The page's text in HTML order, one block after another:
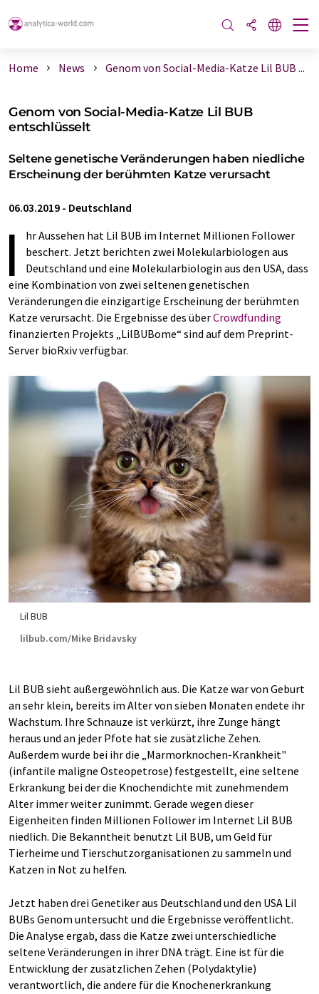
Home News Genom von Social-Media-Katze Lil BUB ...
Genom von Social-Media-Katze Lil BUB
entschlüsselt
Seltene genetische Veränderungen haben niedliche
Erscheinung der berühmten Katze verursacht
06.03.2019 - Deutschland
I
hr Aussehen hat Lil BUB im Internet Millionen Follower
beschert. Jetzt berichten zwei Molekularbiologen aus
Deutschland und eine Molekularbiologin aus den USA, dass
eine Kombination von zwei seltenen genetischen
Veränderungen die einzigartige Erscheinung der berühmten
Katze verursacht. Die Ergebnisse des überCrowdfunding
finanzierten Projekts „LilBUBome“ sind auf dem Preprint-
Server bioRxiv verfügbar.
Lil BUB
lilbub.com/Mike Bridavsky
Lil BUB sieht außergewöhnlich aus. Die Katze war von Geburt
an sehr klein, bereits im Alter von sieben Monaten endete ihr
Wachstum. Ihre Schnauze ist verkürzt, ihre Zunge hängt
heraus und an jeder Pfote hat sie zusätzliche Zehen.
Außerdem wurde bei ihr die „Marmorknochen-Krankheit"
(infantile maligne Osteopetrose) festgestellt, eine seltene
Erkrankung bei der die Knochendichte mit zunehmendem
Alter immer weiter zunimmt. Gerade wegen dieser
Eigenheiten finden Millionen Follower im Internet Lil BUB
niedlich. Die Bekanntheit benutzt Lil BUB, um Geld für
Tierheime und Tierschutzorganisationen zu sammeln und
Katzen in Not zu helfen.
Jetzt haben drei Genetiker aus Deutschland und den USA Lil
BUBs Genom untersucht und die Ergebnisse veröffentlicht.
Die Analyse ergab, dass die Katze zwei unterschiedliche
seltene Veränderungen in ihrer DNA trägt. Eine ist für die
Entwicklung der zusätzlichen Zehen (Polydaktylie)
verantwortlich, die andere für die Knochenerkrankung